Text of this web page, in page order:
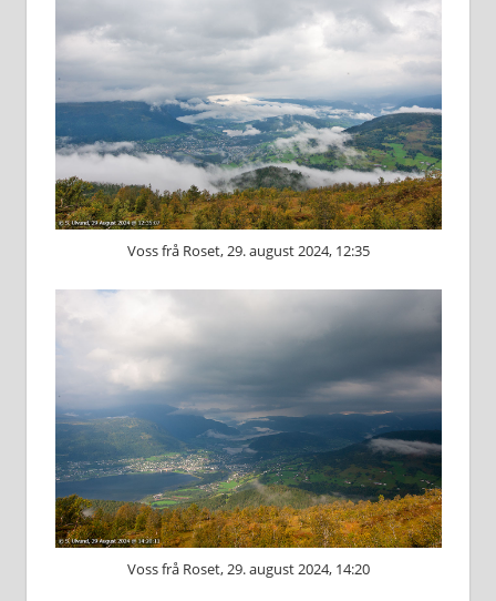
Voss frå Roset, 29. august 2024, 12:35
Voss frå Roset, 29. august 2024, 14:20